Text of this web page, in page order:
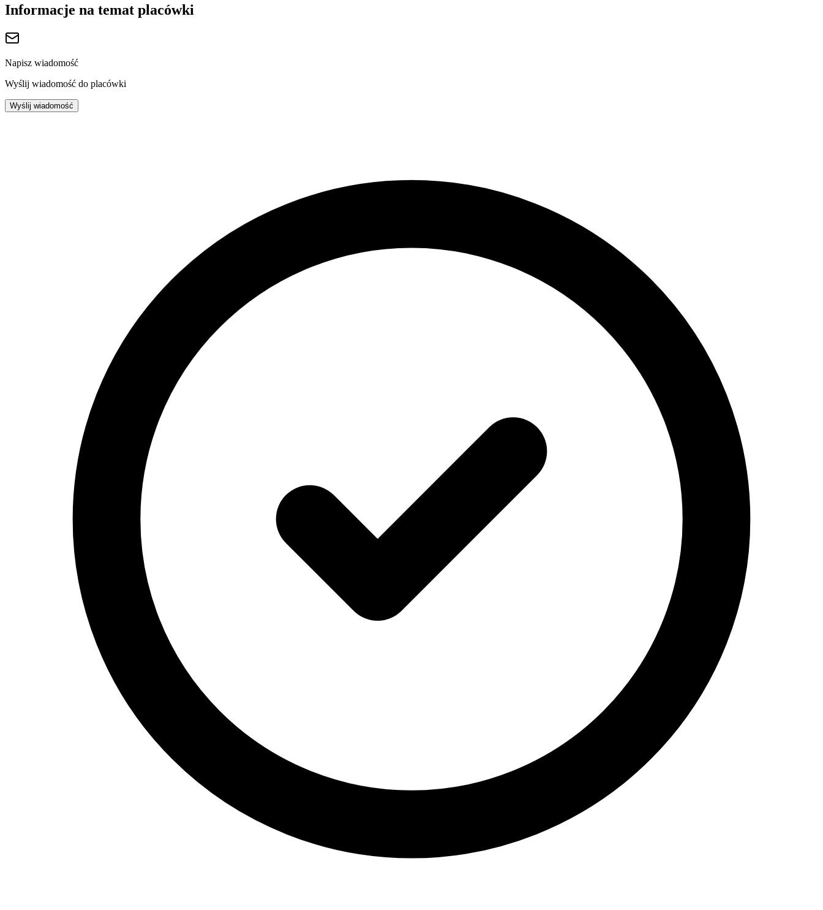
Informacje na temat placówki
Napisz wiadomość
Wyślij wiadomość do placówki
Wyślij wiadomość